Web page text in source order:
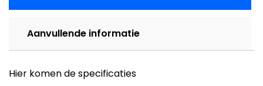
Aanvullende informatie
Hier komen de specificaties